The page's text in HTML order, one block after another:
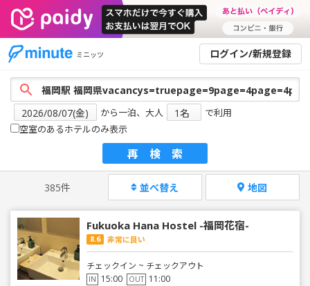
ミニッツ ログイン/新規登録
から一泊、大人
で利用
空室のあるホテルのみ表示
再検索
385件 並べ替え 地図
Fukuoka Hana Hostel -福岡花宿-
8.6 非常に良い
チェックイン ~ チェックアウト
IN 15:00 OUT 11:00